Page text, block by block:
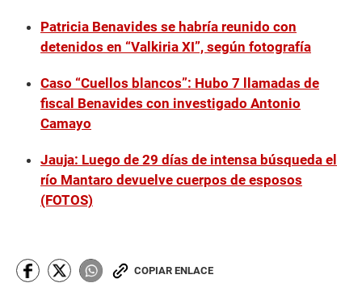
Patricia Benavides se habría reunido con
detenidos en “Valkiria XI”, según fotografía
Caso “Cuellos blancos”: Hubo 7 llamadas de
fiscal Benavides con investigado Antonio
Camayo
Jauja: Luego de 29 días de intensa búsqueda el
río Mantaro devuelve cuerpos de esposos
(FOTOS)
COPIAR ENLACE